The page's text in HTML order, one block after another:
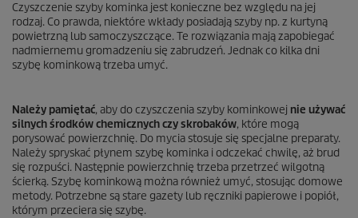
Czyszczenie szyby kominka jest konieczne bez względu na jej
rodzaj. Co prawda, niektóre wkłady posiadają szyby np. z kurtyną
powietrzną lub samoczyszczące. Te rozwiązania mają zapobiegać
nadmiernemu gromadzeniu się zabrudzeń. Jednak co kilka dni
szybę kominkową trzeba umyć.
Należy pamiętać, aby do czyszczenia szyby kominkowej nie używać
silnych środków chemicznych czy skrobaków, które mogą
porysować powierzchnię. Do mycia stosuje się specjalne preparaty.
Należy spryskać płynem szybę kominka i odczekać chwilę, aż brud
się rozpuści. Następnie powierzchnię trzeba przetrzeć wilgotną
ścierką. Szybę kominkową można również umyć, stosując domowe
metody. Potrzebne są stare gazety lub ręczniki papierowe i popiół,
którym przeciera się szybę.